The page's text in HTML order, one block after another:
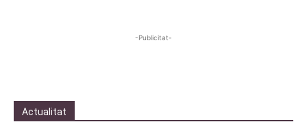
-Publicitat-
Actualitat